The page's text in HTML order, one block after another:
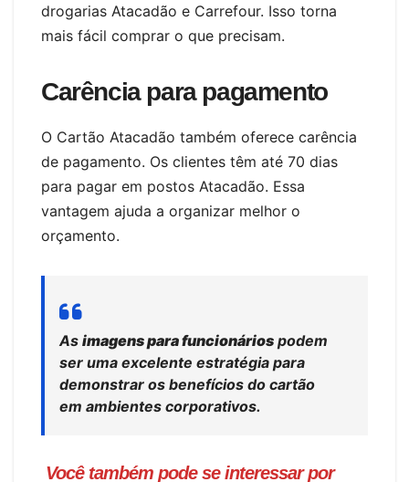
drogarias Atacadão e Carrefour. Isso torna
mais fácil comprar o que precisam.
Carência para pagamento
O Cartão Atacadão também oferece carência
de pagamento. Os clientes têm até 70 dias
para pagar em postos Atacadão. Essa
vantagem ajuda a organizar melhor o
orçamento.
As imagens para funcionários podem
ser uma excelente estratégia para
demonstrar os benefícios do cartão
em ambientes corporativos.
Você também pode se interessar por